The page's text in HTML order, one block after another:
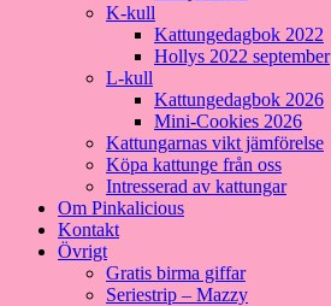
K-kull
Kattungedagbok 2022
Hollys 2022 september
L-kull
Kattungedagbok 2026
Mini-Cookies 2026
Kattungarnas vikt jämförelse
Köpa kattunge från oss
Intresserad av kattungar
Om Pinkalicious
Kontakt
Övrigt
Gratis birma giffar
Seriestrip – Mazzy